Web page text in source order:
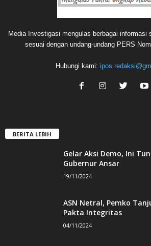
Media Investigasi mengulas berbagai informasi
sesuai dengan undang-undang PERS
Hubungi kami:
BERITA LEBIH
Gelar Aksi Demo, Ini
Gubernur Ansar
19/11/2024
ASN Netral, Pemko
Pakta Integritas
04/11/2024